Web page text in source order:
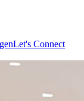
Let's Connect